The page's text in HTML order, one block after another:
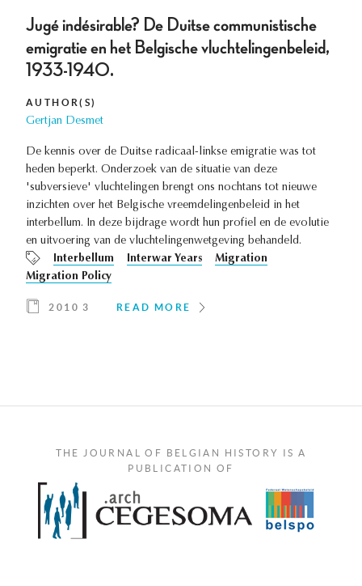
Jugé indésirable? De Duitse communistische
emigratie en het Belgische vluchtelingenbeleid,
1933-1940.
AUTHOR(S)
Gertjan Desmet
De kennis over de Duitse radicaal-linkse emigratie was tot
heden beperkt. Onderzoek van de situatie van deze
'subversieve' vluchtelingen brengt ons nochtans tot nieuwe
inzichten over het Belgische vreemdelingenbeleid in het
interbellum. In deze bijdrage wordt hun profiel en de evolutie
en uitvoering van de vluchtelingenwetgeving behandeld.
Interbellum
Interwar Years
Migration
Migration Policy
2010 3 READ MORE
THE JOURNAL OF BELGIAN HISTORY IS A
PUBLICATION OF